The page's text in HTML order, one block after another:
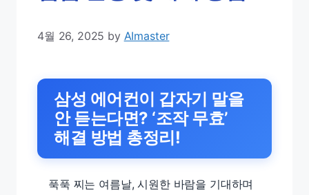
4월 26, 2025 by AImaster
삼성 에어컨이 갑자기 말을
안 듣는다면? ‘조작 무효’
해결 방법 총정리!
푹푹 찌는 여름날, 시원한 바람을 기대하며